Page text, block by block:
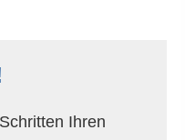
Ihren